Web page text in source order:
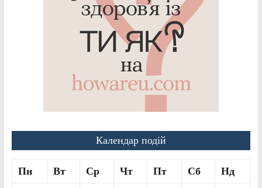
Календар подій
Пн Вт Ср Чт Пт Сб Нд